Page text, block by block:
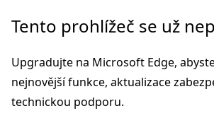
Přeskočit
hlavní
obsah
Tento prohlížeč se už
Upgradujte na Microsoft Edge,
nejnovější funkce, aktualizace
technickou podporu.